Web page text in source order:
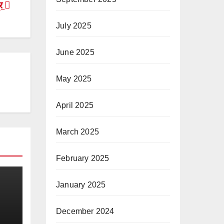
July 2025
June 2025
May 2025
April 2025
March 2025
February 2025
January 2025
December 2024